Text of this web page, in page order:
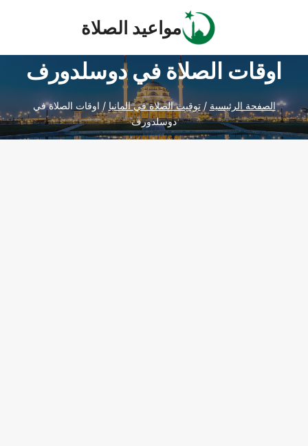
مواعيد الصلاة
اوقات الصلاة في دوسلدورف
الصفحة الرئيسية /توقيت الصلاة في المانيا / اوقات الصلاة في
دوسلدورف